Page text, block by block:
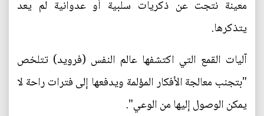
معينة نتجت عن ذكريات سلبية أو عدوانية لم يعد
يتذكرها.
آليات القمع التي اكتشفها عالم النفس (فرويد) تتلخص
"بتجنب معالجة الأفكار المؤلمة ويدفعها إلى فترات راحة لا
يمكن الوصول إليها من الوعي".